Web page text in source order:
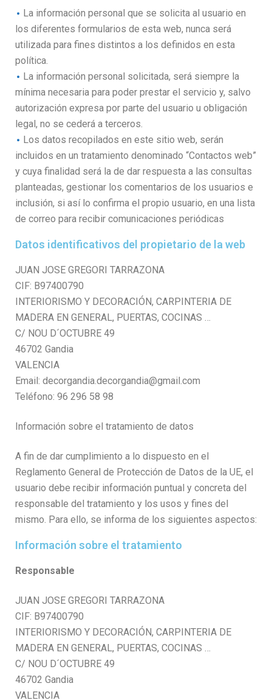
La información personal que se solicita al usuario en
los diferentes formularios de esta web, nunca será
utilizada para fines distintos a los definidos en esta
política.
La información personal solicitada, será siempre la
mínima necesaria para poder prestar el servicio y, salvo
autorización expresa por parte del usuario u obligación
legal, no se cederá a terceros.
Los datos recopilados en este sitio web, serán
incluidos en un tratamiento denominado “Contactos web”
y cuya finalidad será la de dar respuesta a las consultas
planteadas, gestionar los comentarios de los usuarios e
inclusión, si así lo confirma el propio usuario, en una lista
de correo para recibir comunicaciones periódicas
Datos identificativos del propietario de la web
JUAN JOSE GREGORI TARRAZONA
CIF: B97400790
INTERIORISMO Y DECORACIÓN, CARPINTERIA DE
MADERA EN GENERAL, PUERTAS, COCINAS …
C/ NOU D´OCTUBRE 49
46702 Gandia
VALENCIA
Email: decorgandia.decorgandia@gmail.com
Teléfono: 96 296 58 98
Información sobre el tratamiento de datos
A fin de dar cumplimiento a lo dispuesto en el
Reglamento General de Protección de Datos de la UE, el
usuario debe recibir información puntual y concreta del
responsable del tratamiento y los usos y fines del
mismo. Para ello, se informa de los siguientes aspectos:
Información sobre el tratamiento
Responsable
JUAN JOSE GREGORI TARRAZONA
CIF: B97400790
INTERIORISMO Y DECORACIÓN, CARPINTERIA DE
MADERA EN GENERAL, PUERTAS, COCINAS …
C/ NOU D´OCTUBRE 49
46702 Gandia
VALENCIA